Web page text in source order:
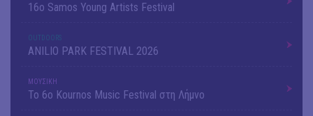
16o Samos Young Artists Festival
OUTDΟORS
ANILIO PARK FESTIVAL 2026
ΜΟΥΣΙΚΗ
Το 6ο Kournos Music Festival στη Λήμνο